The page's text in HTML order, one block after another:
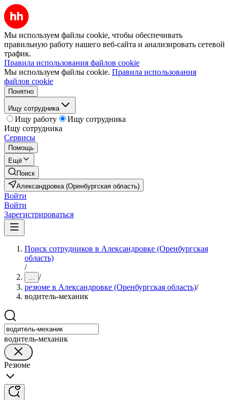
Мы используем файлы cookie, чтобы обеспечивать
правильную работу нашего веб-сайта и анализировать сетевой
трафик.
Правила использования файлов cookie
Мы используем файлы cookie. Правила использования
файлов cookie
Понятно
Ищу сотрудника
Ищу работу
Ищу сотрудника
Ищу сотрудника
Сервисы
Помощь
Ещё
Поиск
Александровка (Оренбургская область)
Войти
Войти
Зарегистрироваться
Поиск сотрудников в Александровке (Оренбургская
область)
/
... /
резюме в Александровке (Оренбургская область)/
водитель-механик
водитель-механик
Резюме